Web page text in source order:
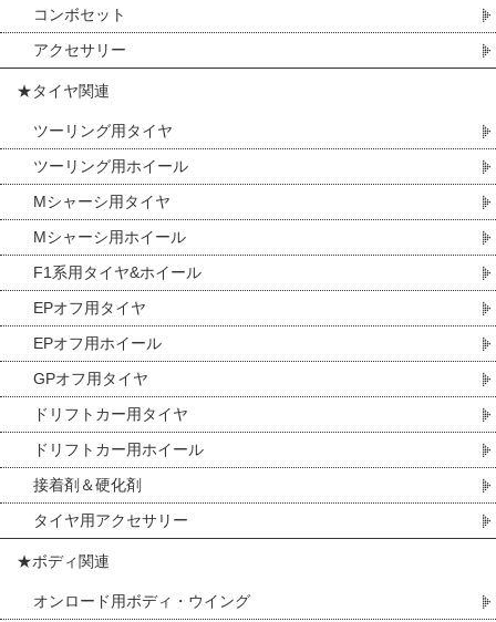
コンボセット
アクセサリー
★タイヤ関連
ツーリング用タイヤ
ツーリング用ホイール
Mシャーシ用タイヤ
Mシャーシ用ホイール
F1系用タイヤ&ホイール
EPオフ用タイヤ
EPオフ用ホイール
GPオフ用タイヤ
ドリフトカー用タイヤ
ドリフトカー用ホイール
接着剤＆硬化剤
タイヤ用アクセサリー
★ボディ関連
オンロード用ボディ・ウイング